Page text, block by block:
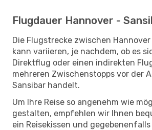
Flugdauer Hannover -
Die Flugstrecke zwischen
kann variieren, je nachdem, ob es
Direktflug oder einen indirekten
mehreren Zwischenstopps vor der
Sansibar handelt.
Um Ihre Reise so angenehm wie
gestalten, empfehlen wir Ihnen
ein Reisekissen und